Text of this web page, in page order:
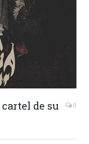
de su
0